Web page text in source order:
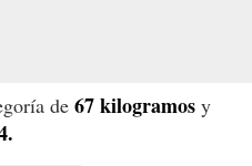
de 67 kilogramos y